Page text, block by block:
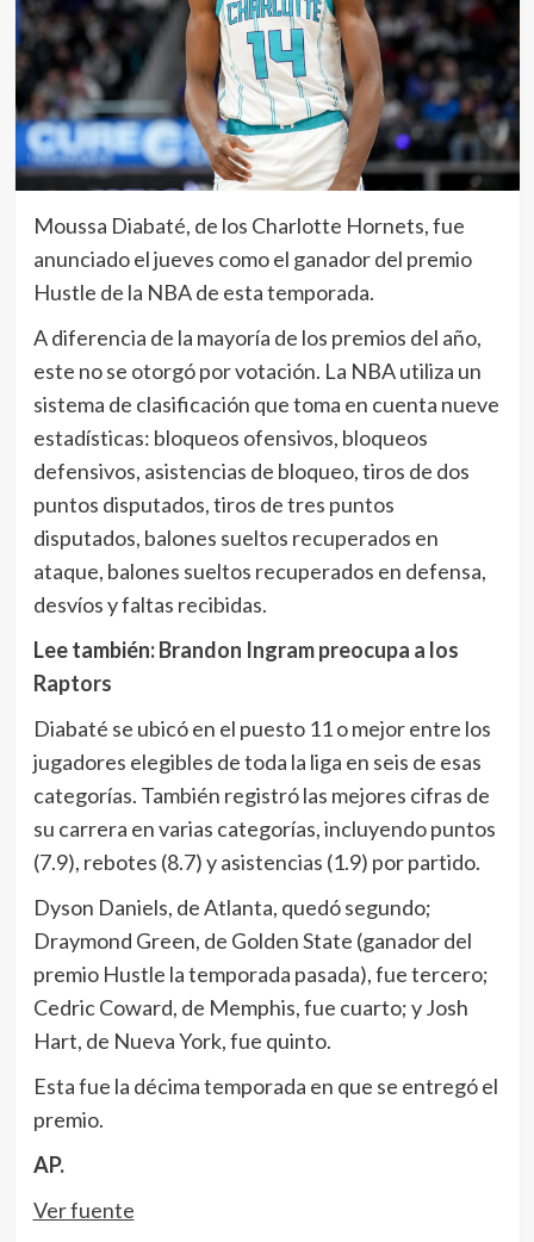
Moussa Diabaté, de los Charlotte Hornets, fue
anunciado el jueves como el ganador del premio
Hustle de la NBA de esta temporada.
A diferencia de la mayoría de los premios del año,
este no se otorgó por votación. La NBA utiliza un
sistema de clasificación que toma en cuenta nueve
estadísticas: bloqueos ofensivos, bloqueos
defensivos, asistencias de bloqueo, tiros de dos
puntos disputados, tiros de tres puntos
disputados, balones sueltos recuperados en
ataque, balones sueltos recuperados en defensa,
desvíos y faltas recibidas.
Lee también:Brandon Ingram preocupa a los
Raptors
Diabaté se ubicó en el puesto 11 o mejor entre los
jugadores elegibles de toda la liga en seis de esas
categorías. También registró las mejores cifras de
su carrera en varias categorías, incluyendo puntos
(7.9), rebotes (8.7) y asistencias (1.9) por partido.
Dyson Daniels, de Atlanta, quedó segundo;
Draymond Green, de Golden State (ganador del
premio Hustle la temporada pasada), fue tercero;
Cedric Coward, de Memphis, fue cuarto; y Josh
Hart, de Nueva York, fue quinto.
Esta fue la décima temporada en que se entregó el
premio.
AP.
Ver fuente